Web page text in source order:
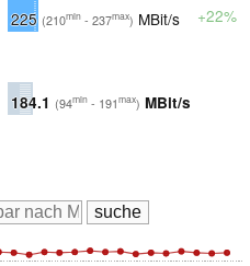
225 (210min - 237max) MBit/s +22%
184.1 (94min - 191max) MBit/s